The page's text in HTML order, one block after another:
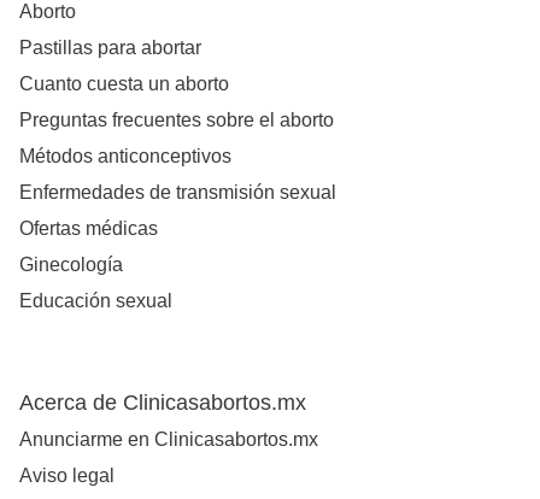
Aborto
Pastillas para abortar
Cuanto cuesta un aborto
Preguntas frecuentes sobre el aborto
Métodos anticonceptivos
Enfermedades de transmisión sexual
Ofertas médicas
Ginecología
Educación sexual
Acerca de Clinicasabortos.mx
Anunciarme en Clinicasabortos.mx
Aviso legal